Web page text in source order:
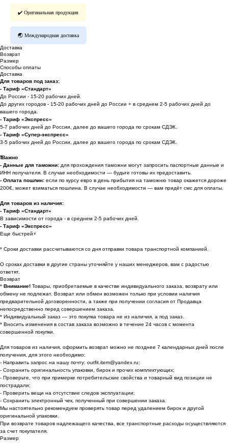
✔️ Оригинальная продукция
🌏 Международная доставка
Доставка
Возврат
Размер
Способы оплаты
Доставка
Для товаров под заказ:
- Тариф «Стандарт»
До России - 15-20 рабочих дней.
До других городов - 15-20 рабочих дней до России + в среднем 2-5 рабочих дней до
вашего города.
- Тариф «Экспресс»
5-7 рабочих дней до России, далее до вашего города по срокам СДЭК.
- Тариф «Супер-экспресс»
3-5 рабочих дней до России, далее до вашего города по срокам СДЭК.
❗️Важно
- Данные для таможни: для прохождения таможни могут запросить паспортные данные и
ИНН получателя. В случае необходимости — будьте готовы их предоставить.
- Оплата пошлин: если по курсу евро в день прибытия на таможню товар окажется дороже
200€, может взиматься пошлина. В случае необходимости — вам придёт смс для оплаты.
Для товаров из наличия:
- Тариф «Стандарт»
В зависимости от города - в среднем 2-5 рабочих дней.
- Тариф «Экспресс»
Еще быстрей⚡
* Cроки доставки рассчитываются со дня отправки товара транспортной компанией.
О сроках доставки в другие страны уточняйте у наших менеджеров, вам с радостью
ответят.
Возврат
* Внимание! Товары, приобретаемые в качестве индивидуального заказа, возврату или
обмену не подлежат. Возврат или обмен возможен только при условии наличия
предварительной договоренности, а также при получении согласия от Продавца
непосредственно перед совершением заказа.
* Индивидуальный заказ — это покупка товара не из наличия, а под заказ.
* Вносить изменения в состав заказа возможно в течение 24 часов с момента
совершенной покупки.
Для товаров из наличия, оформить возврат можно не позднее 7 календарных дней после
получения, для этого необходимо:
- Направить запрос на нашу почту: outfit.item@yandex.ru;
- Сохранить оригинальность упаковки, бирок и прочих комплектующих;
- Проверьте, что при примерке потребительские свойства и товарный вид позиции не
пострадали;
- Проверить вещи на отсутствие следов эксплуатации;
- Сохранить электронный чек, полученный при совершении заказа.
Мы настоятельно рекомендуем проверять товар перед удалением бирок и другой
оригинальной упаковки.
При возврате товаров надлежащего качества, все транспортные расходы осуществляются
за счет покупателя.
Размер